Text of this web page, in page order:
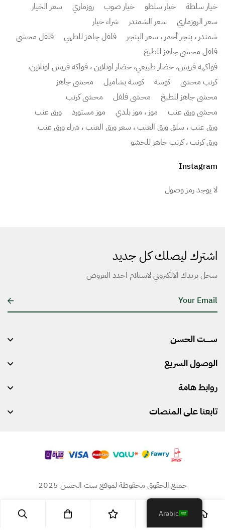
خيار سلطة
خيار سلطو خيار صوب روزماري
سعر الخيار
سعر الروزماري
سعر الشمندر
شراء خيار
شمندر ، بنجر أحمر ، سعر البنجر
فلفل جاهز للطهي
فلفل محشي
فلفل محشي جاهز للطبخ
فواكهة فريش، خضار طبيعي، خضار اونلاين ، فواكه فريش اونلاين،
كرنب محشي
كوسة كوسة بشاميل
محشي جاهز
محشي جاهز للطبخ
محشي فلفل
محشي كرنب
محشي ورق عنب
موز ، موز بلدي موز مستورد
ورق عنب
ورق عنب ، سلق ورق العنب ، سعر ورق العنب ، شراء ورق عنب
ورق كرنب ، كرنب جاهز للحشو
Instagram
لا يوجد رمز وصول
اشترك ليصلك كل جديد
سجل بريدك الالكتروني لاستلام اجدد العروض
E
m
i
*
ســـــت الحسن
الوصول السريع
روابط هامة
تابعنا على المنصات
جميع الحقوق محفوظة لموقع ست الحسن 2025
Arabic